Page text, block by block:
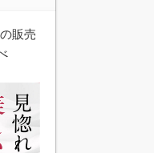
販売